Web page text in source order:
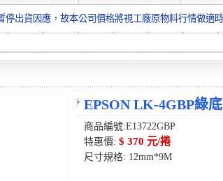
出貨因應，故本公司價格將視工廠原物料行情做適
利。
。
行匯款，避免後緒問題的衍生。
。
出貨因應，故本公司價格將視工廠原物料行情做適
。
。
行匯款，避免後緒問題的衍生。
。
EPSON LK-4GBP綠
商品編號:E13722GBP
特惠價: $ 370 元/捲
尺寸規格: 12mm*9M